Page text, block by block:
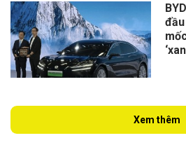
Xem thêm